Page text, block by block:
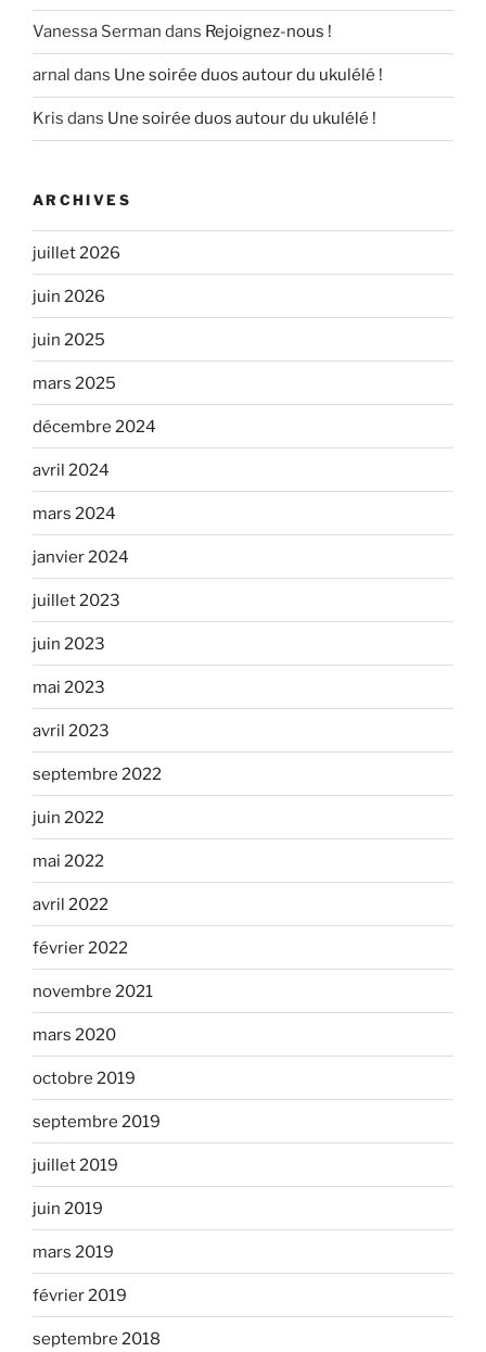
Vanessa Serman dans Rejoignez-nous !
arnal dans Une soirée duos autour du ukulélé !
Kris dans Une soirée duos autour du ukulélé !
ARCHIVES
juillet 2026
juin 2026
juin 2025
mars 2025
décembre 2024
avril 2024
mars 2024
janvier 2024
juillet 2023
juin 2023
mai 2023
avril 2023
septembre 2022
juin 2022
mai 2022
avril 2022
février 2022
novembre 2021
mars 2020
octobre 2019
septembre 2019
juillet 2019
juin 2019
mars 2019
février 2019
septembre 2018